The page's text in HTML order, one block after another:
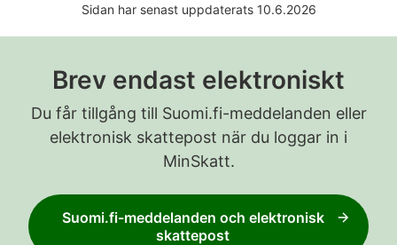
Sidan har senast uppdaterats 10.6.2026
Brev endast elektroniskt
Du får tillgång till Suomi.fi-meddelanden eller
elektronisk skattepost när du loggar in i
MinSkatt.
Suomi.fi-meddelanden och elektronisk
skattepost